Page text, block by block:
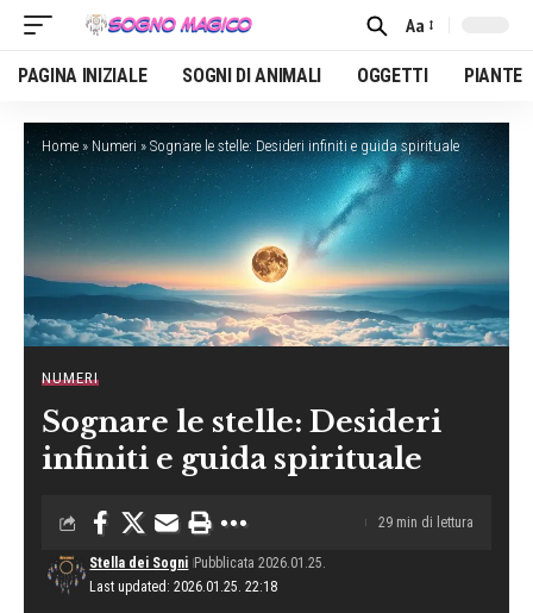
Font
Resizer
Aa
PAGINA INIZIALE SOGNI DI ANIMALI OGGETTI PIANTE
Home » Numeri» Sognare le stelle: Desideri infiniti e guida spirituale
NUMERI
Sognare le stelle: Desideri
infiniti e guida spirituale
Last updated: 2026.01.25. 22:18
Stella dei Sogni Pubblicata 2026.01.25.
29 min di lettura